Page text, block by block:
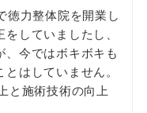
徳力整体院を開業し
していましたし、
、今ではボキボキも
はしていません。
と施術技術の向上